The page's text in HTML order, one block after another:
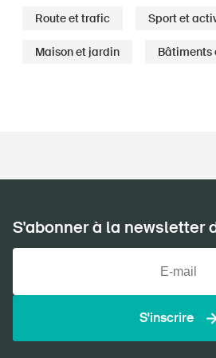
Seniors
Sinus Plus
Postes vacants
Route et trafic Sport et
Maison et jardin Bâtiments
S'abonner à la newsletter
S'inscrire